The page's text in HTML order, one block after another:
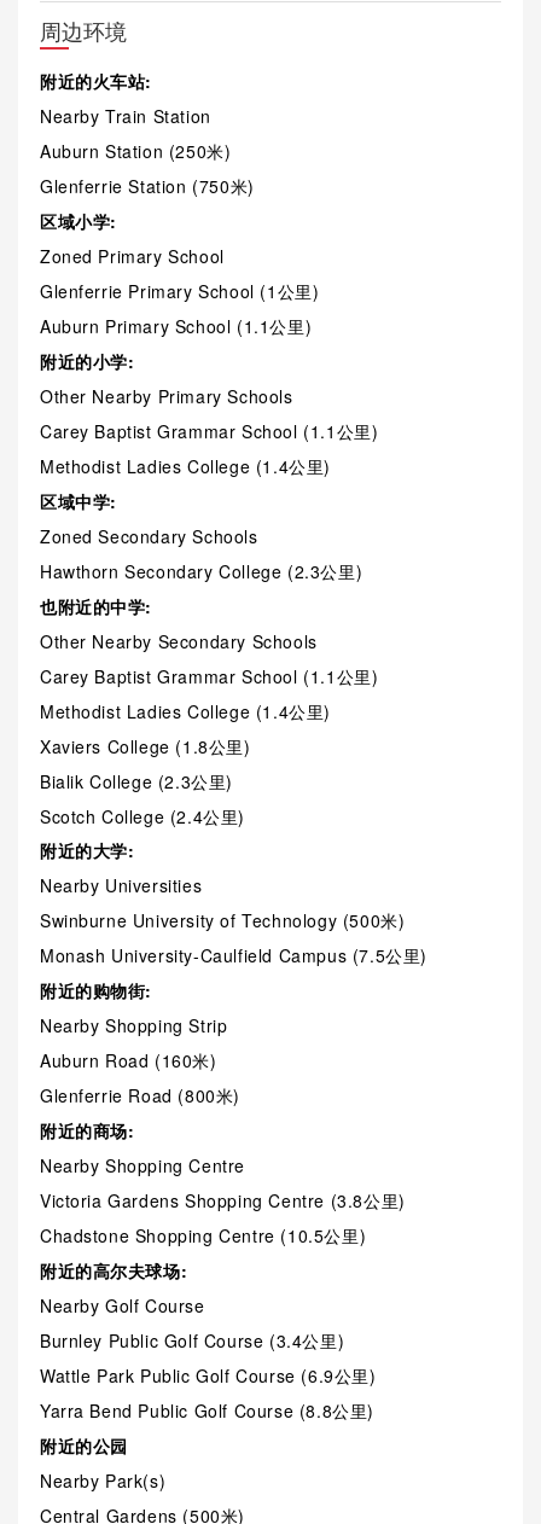
周边环境
附近的火车站:
Nearby Train Station
Auburn Station (250米)
Glenferrie Station (750米)
区域小学:
Zoned Primary School
Glenferrie Primary School (1公里)
Auburn Primary School (1.1公里)
附近的小学:
Other Nearby Primary Schools
Carey Baptist Grammar School (1.1公里)
Methodist Ladies College (1.4公里)
区域中学:
Zoned Secondary Schools
Hawthorn Secondary College (2.3公里)
也附近的中学:
Other Nearby Secondary Schools
Carey Baptist Grammar School (1.1公里)
Methodist Ladies College (1.4公里)
Xaviers College (1.8公里)
Bialik College (2.3公里)
Scotch College (2.4公里)
附近的大学:
Nearby Universities
Swinburne University of Technology (500米)
Monash University-Caulfield Campus (7.5公里)
附近的购物街:
Nearby Shopping Strip
Auburn Road (160米)
Glenferrie Road (800米)
附近的商场:
Nearby Shopping Centre
Victoria Gardens Shopping Centre (3.8公里)
Chadstone Shopping Centre (10.5公里)
附近的高尔夫球场:
Nearby Golf Course
Burnley Public Golf Course (3.4公里)
Wattle Park Public Golf Course (6.9公里)
Yarra Bend Public Golf Course (8.8公里)
附近的公园
Nearby Park(s)
Central Gardens (500米)